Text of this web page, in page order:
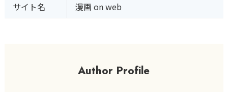
サイト名
漫画 on web
Author Profile